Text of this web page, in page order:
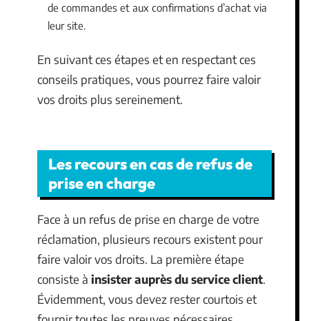
de commandes et aux confirmations d’achat via
leur site.
En suivant ces étapes et en respectant ces
conseils pratiques, vous pourrez faire valoir
vos droits plus sereinement.
Les recours en cas de refus de
prise en charge
Face à un refus de prise en charge de votre
réclamation, plusieurs recours existent pour
faire valoir vos droits. La première étape
consiste à insister auprès du service client.
Évidemment, vous devez rester courtois et